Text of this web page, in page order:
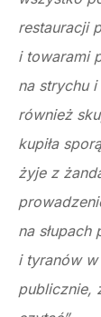
restauracji
i towarami
na strychu
również
kupiła
żyje z
na
i tyranów w
publicznie,